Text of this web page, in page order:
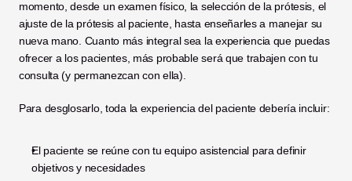
momento, desde un examen físico, la selección de la prótesis, el
ajuste de la prótesis al paciente, hasta enseñarles a manejar su
nueva mano. Cuanto más integral sea la experiencia que puedas
ofrecer a los pacientes, más probable será que trabajen con tu
consulta (y permanezcan con ella).
Para desglosarlo, toda la experiencia del paciente debería incluir:
El paciente se reúne con tu equipo asistencial para definir
objetivos y necesidades